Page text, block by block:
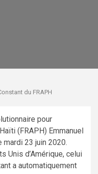
du FRAPH
pour
(FRAPH) Emmanuel
mardi 23 juin 2020.
Unis d’Amérique, celui
a automatiquement